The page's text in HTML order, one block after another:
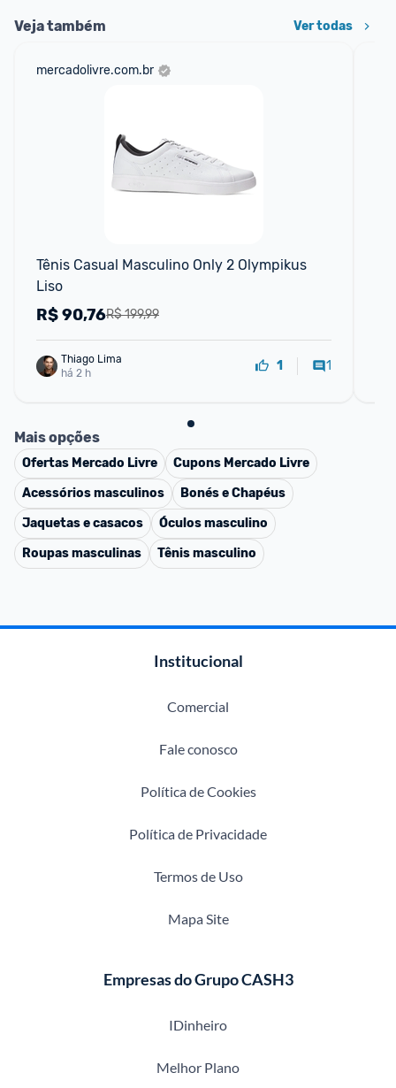
Veja também Ver todas
mercadolivre.com.br
Tênis Casual Masculino Only 2 Olympikus
Liso
R$ 199,99
R$90,76
Thiago Lima
há 2 h
1 1
Mais opções
Ofertas Mercado Livre Cupons Mercado Livre
Acessórios masculinos
Bonés e Chapéus
Jaquetas e casacos
Óculos masculino
Roupas masculinas
Tênis masculino
Institucional
Comercial
Fale conosco
Política de Cookies
Política de Privacidade
Termos de Uso
Mapa Site
Empresas do Grupo CASH3
IDinheiro
Melhor Plano